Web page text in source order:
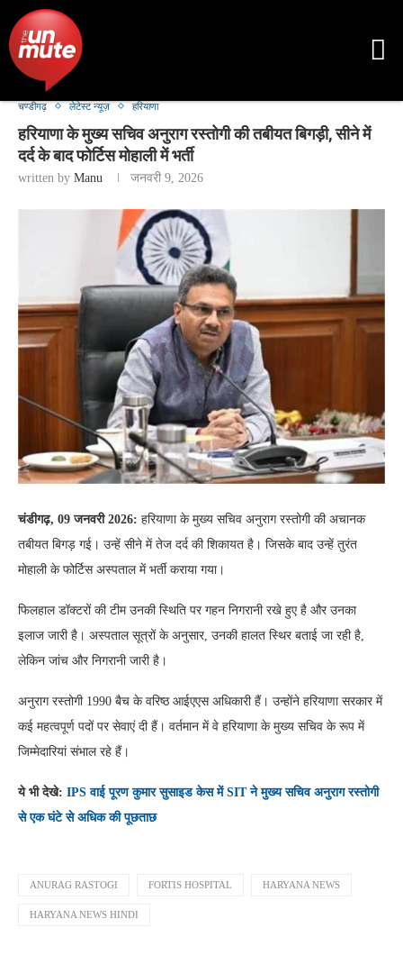
चण्डीगढ़ लेटेस्ट न्यूज़ हरियाणा
हरियाणा के मुख्य सचिव अनुराग रस्तोगी की तबीयत बिगड़ी, सीने में
दर्द के बाद फोर्टिस मोहाली में भर्ती
written by Manu जनवरी 9, 2026
चंडीगढ़, 09 जनवरी 2026: हरियाणा के मुख्य सचिव अनुराग रस्तोगी की अचानक
तबीयत बिगड़ गई। उन्हें सीने में तेज दर्द की शिकायत है। जिसके बाद उन्हें तुरंत
मोहाली के फोर्टिस अस्पताल में भर्ती कराया गया।
फिलहाल डॉक्टरों की टीम उनकी स्थिति पर गहन निगरानी रखे हुए है और उनका
इलाज जारी है। अस्पताल सूत्रों के अनुसार, उनकी हालत स्थिर बताई जा रही है,
लेकिन जांच और निगरानी जारी है।
अनुराग रस्तोगी 1990 बैच के वरिष्ठ आईएएस अधिकारी हैं। उन्होंने हरियाणा सरकार में
कई महत्वपूर्ण पदों पर सेवाएं दी हैं। वर्तमान में वे हरियाणा के मुख्य सचिव के रूप में
जिम्मेदारियां संभाल रहे हैं।
ये भी देखे: IPS वाई पूरण कुमार सुसाइड केस में SIT ने मुख्य सचिव अनुराग रस्तोगी
से एक घंटे से अधिक की पूछताछ
ANURAG RASTOGI FORTIS HOSPITAL HARYANA NEWS
HARYANA NEWS HINDI